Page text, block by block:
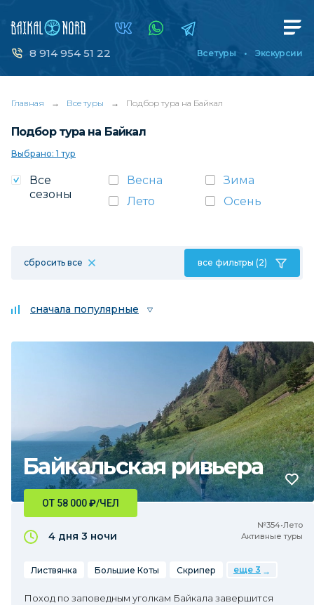
8 914 954 51 22 Все туры Экскурсии
Главная → Все туры → Подбор тура на Байкал
Подбор тура на Байкал
Выбрано: 1 тур
Все
сезоны
Весна
Зима
Лето
Осень
сбросить все все фильтры (2)
сначала популярные
Байкальская ривьера
№354•Лето
Активные туры
ОТ 58 000₽/ЧЕЛ
4 дня 3 ночи
Листвянка Большие Коты Скрипер еще 3
Поход по заповедным уголкам Байкала завершится